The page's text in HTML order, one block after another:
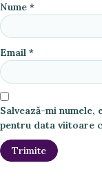
Nume *
Email *
Salvează-mi
pentru data viitoare